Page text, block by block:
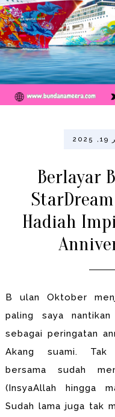
Berlayar
Hadiah
B ulan Oktober
paling saya
sebagai peringatan
Akang suami. Tak
bersama sudah
(InsyaAllah hingga
Sudah lama juga tak